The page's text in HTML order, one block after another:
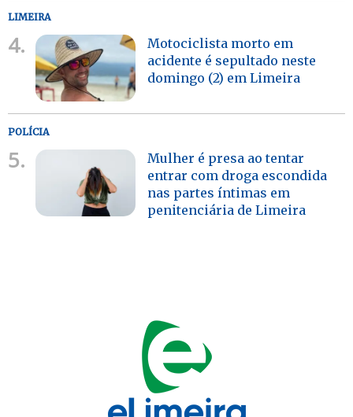
LIMEIRA
4.
Motociclista morto em
acidente é sepultado neste
domingo (2) em Limeira
POLÍCIA
5.
Mulher é presa ao tentar
entrar com droga escondida
nas partes íntimas em
penitenciária de Limeira